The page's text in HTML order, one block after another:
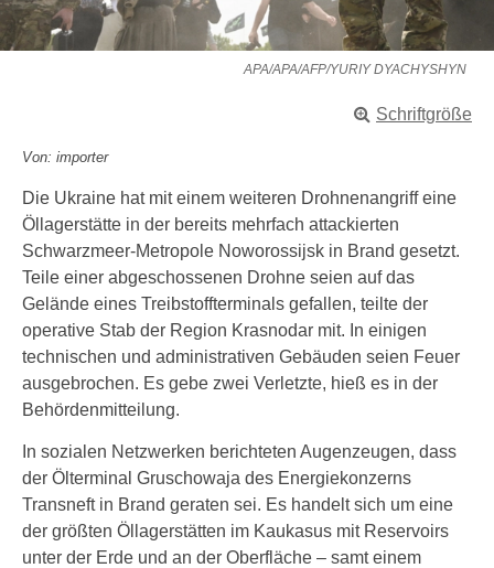
APA/APA/AFP/YURIY DYACHYSHYN
Schriftgröße
Von: importer
Die Ukraine hat mit einem weiteren Drohnenangriff eine
Öllagerstätte in der bereits mehrfach attackierten
Schwarzmeer-Metropole Noworossijsk in Brand gesetzt.
Teile einer abgeschossenen Drohne seien auf das
Gelände eines Treibstoffterminals gefallen, teilte der
operative Stab der Region Krasnodar mit. In einigen
technischen und administrativen Gebäuden seien Feuer
ausgebrochen. Es gebe zwei Verletzte, hieß es in der
Behördenmitteilung.
In sozialen Netzwerken berichteten Augenzeugen, dass
der Ölterminal Gruschowaja des Energiekonzerns
Transneft in Brand geraten sei. Es handelt sich um eine
der größten Öllagerstätten im Kaukasus mit Reservoirs
unter der Erde und an der Oberfläche – samt einem